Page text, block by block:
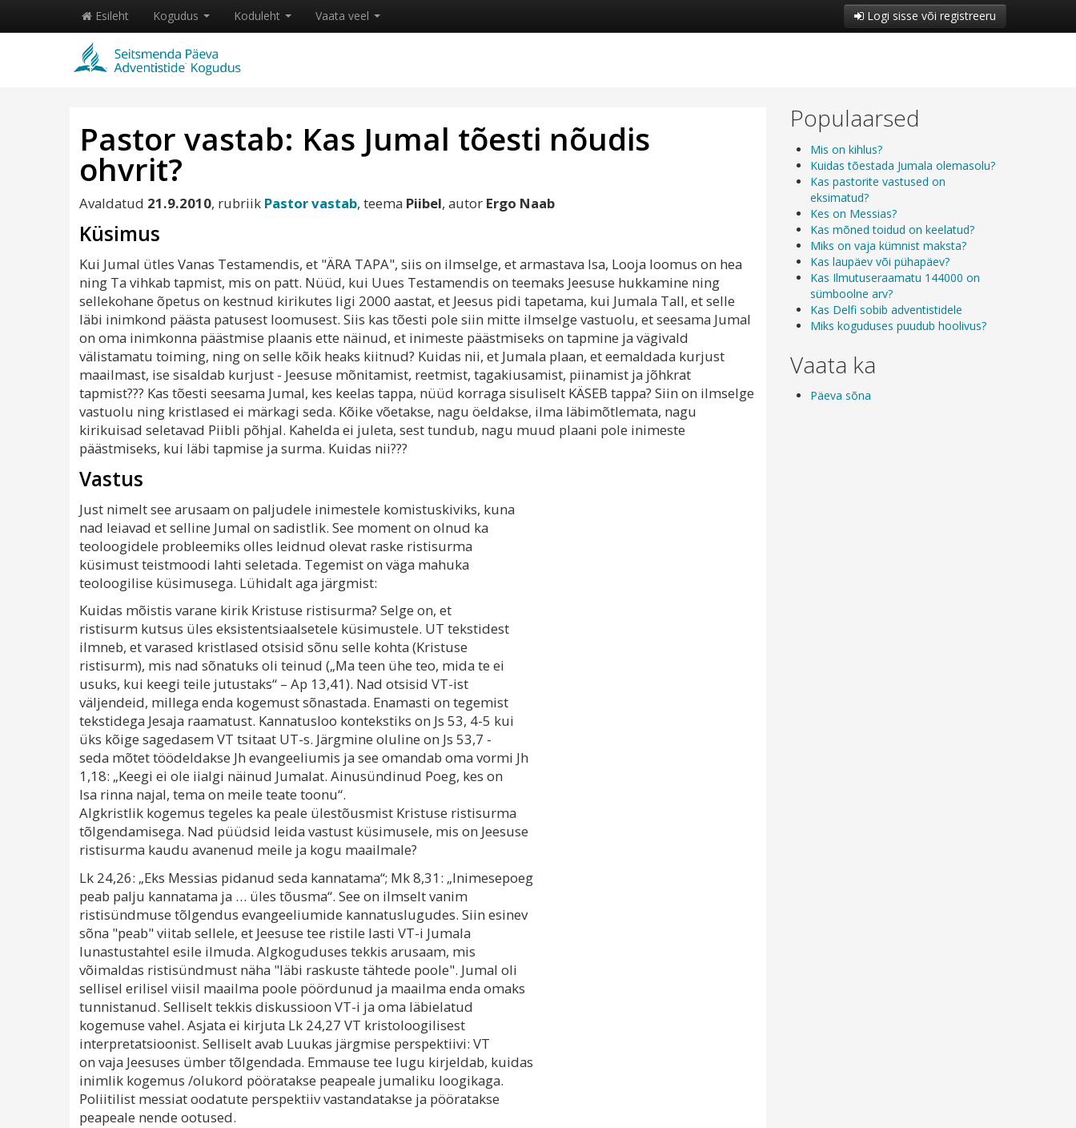
Esileht Kogudus Koduleht Vaata veel Logi sisse või registreeru
Pastor vastab: Kas Jumal tõesti nõudis
ohvrit?
Avaldatud 21.9.2010, rubriik Pastor vastab, teema Piibel, autor Ergo Naab
Küsimus
Kui Jumal ütles Vanas Testamendis, et "ÄRA TAPA", siis on ilmselge, et armastava Isa, Looja loomus on hea
ning Ta vihkab tapmist, mis on patt. Nüüd, kui Uues Testamendis on teemaks Jeesuse hukkamine ning
sellekohane õpetus on kestnud kirikutes ligi 2000 aastat, et Jeesus pidi tapetama, kui Jumala Tall, et selle
läbi inimkond päästa patusest loomusest. Siis kas tõesti pole siin mitte ilmselge vastuolu, et seesama Jumal
on oma inimkonna päästmise plaanis ette näinud, et inimeste päästmiseks on tapmine ja vägivald
välistamatu toiming, ning on selle kõik heaks kiitnud? Kuidas nii, et Jumala plaan, et eemaldada kurjust
maailmast, ise sisaldab kurjust - Jeesuse mõnitamist, reetmist, tagakiusamist, piinamist ja jõhkrat
tapmist??? Kas tõesti seesama Jumal, kes keelas tappa, nüüd korraga sisuliselt KÄSEB tappa? Siin on ilmselge
vastuolu ning kristlased ei märkagi seda. Kõike võetakse, nagu öeldakse, ilma läbimõtlemata, nagu
kirikuisad seletavad Piibli põhjal. Kahelda ei juleta, sest tundub, nagu muud plaani pole inimeste
päästmiseks, kui läbi tapmise ja surma. Kuidas nii???
Vastus
Just nimelt see arusaam on paljudele inimestele komistuskiviks, kuna
nad leiavad et selline Jumal on sadistlik. See moment on olnud ka
teoloogidele probleemiks olles leidnud olevat raske ristisurma
küsimust teistmoodi lahti seletada. Tegemist on väga mahuka
teoloogilise küsimusega. Lühidalt aga järgmist:
Kuidas mõistis varane kirik Kristuse ristisurma? Selge on, et
ristisurm kutsus üles eksistentsiaalsetele küsimustele. UT tekstidest
ilmneb, et varased kristlased otsisid sõnu selle kohta (Kristuse
ristisurm), mis nad sõnatuks oli teinud („Ma teen ühe teo, mida te ei
usuks, kui keegi teile jutustaks“ – Ap 13,41). Nad otsisid VT-ist
väljendeid, millega enda kogemust sõnastada. Enamasti on tegemist
tekstidega Jesaja raamatust. Kannatusloo kontekstiks on Js 53, 4-5 kui
üks kõige sagedasem VT tsitaat UT-s. Järgmine oluline on Js 53,7 -
seda mõtet töödeldakse Jh evangeeliumis ja see omandab oma vormi Jh
1,18: „Keegi ei ole iialgi näinud Jumalat. Ainusündinud Poeg, kes on
Isa rinna najal, tema on meile teate toonu“.
Algkristlik kogemus tegeles ka peale ülestõusmist Kristuse ristisurma
tõlgendamisega. Nad püüdsid leida vastust küsimusele, mis on Jeesuse
ristisurma kaudu avanenud meile ja kogu maailmale?
Lk 24,26: „Eks Messias pidanud seda kannatama“; Mk 8,31: „Inimesepoeg
peab palju kannatama ja … üles tõusma“. See on ilmselt vanim
ristisündmuse tõlgendus evangeeliumide kannatuslugudes. Siin esinev
sõna "peab" viitab sellele, et Jeesuse tee ristile lasti VT-i Jumala
lunastustahtel esile ilmuda. Algkoguduses tekkis arusaam, mis
võimaldas ristisündmust näha "läbi raskuste tähtede poole". Jumal oli
sellisel erilisel viisil maailma poole pöördunud ja maailma enda omaks
tunnistanud. Selliselt tekkis diskussioon VT-i ja oma läbielatud
kogemuse vahel. Asjata ei kirjuta Lk 24,27 VT kristoloogilisest
interpretatsioonist. Selliselt avab Luukas järgmise perspektiivi: VT
on vaja Jeesuses ümber tõlgendada. Emmause tee lugu kirjeldab, kuidas
inimlik kogemus /olukord pööratakse peapeale jumaliku loogikaga.
Poliitilist messiat oodatute perspektiiv vastandatakse ja pööratakse
peapeale nende ootused.
Populaarsed
Mis on kihlus?
Kuidas tõestada Jumala olemasolu?
Kas pastorite vastused on
eksimatud?
Kes on Messias?
Kas mõned toidud on keelatud?
Miks on vaja kümnist maksta?
Kas laupäev või pühapäev?
Kas Ilmutuseraamatu 144000 on
sümboolne arv?
Kas Delfi sobib adventistidele
Miks koguduses puudub hoolivus?
Vaata ka
Päeva sõna